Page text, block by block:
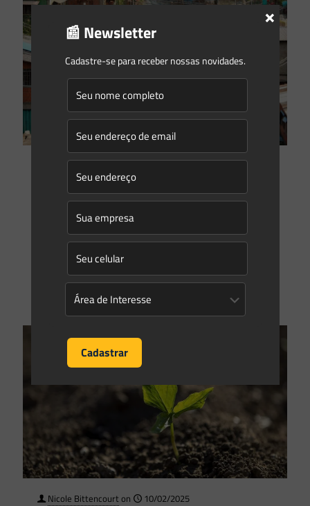
Eduardo Saeson
10/02/2025
Reurb-S e Reurb-E: Entenda as diferenças entre essas
modalidades
A Regularização Fundiária Urbana, ou Reurb, consiste em
um conjunto de medidas jurídicas, urbanísticas, ambientais e
sociais destinadas a integrar os núcleos urbanos informais
ao ordenamento[…]
Read more
Nicole Bittencourton
10/02/2025
📰 Newsletter
Cadastre-se para receber nossas novidades.
×